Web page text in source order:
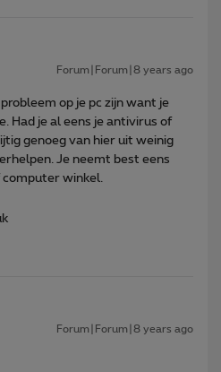
Forum|Forum|8 years ago
op je pc zijn want je
Had je al eens je antivirus of
genoeg van hier uit weinig
Je neemt best eens
winkel.
Forum|Forum|8 years ago